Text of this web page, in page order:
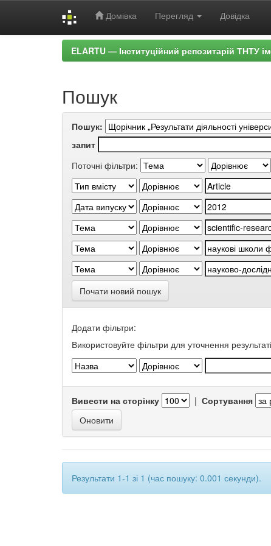
Домівка Перегляд Довідка
ELARTU — Інституційний репозитарій ТНТУ
Пошук
Пошук:
запит
Поточні фільтри:
Почати новий пошук
Додати фільтри:
Використовуйте фільтри для уточнення
Вивести на сторінку | Сортування
Результати 1-1 зі 1 (час пошуку: 0.001 секунди).